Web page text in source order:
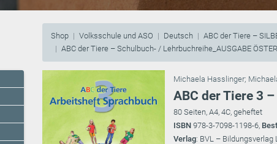
Shop Volksschule und ASO Deutsch
ABC der Tiere –
ABC der Tiere – Schulbuch- / Lehrbuchreihe_AUSGABE
Michaela Hasslinger;
ABC der Tiere 3
80 Seiten, A4, 4C, geheftet
ISBN 978-3-7098-1198-6,
Verlag: BVL –